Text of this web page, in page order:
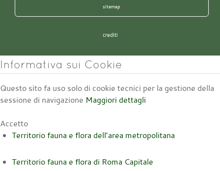
sitemap
crediti
Informativa sui Cookie
Questo sito fa uso solo di cookie tecnici per la gestione della
sessione di navigazione Maggiori dettagli
Accetto
Territorio fauna e flora dell’area metropolitana
Territorio fauna e flora di Roma Capitale